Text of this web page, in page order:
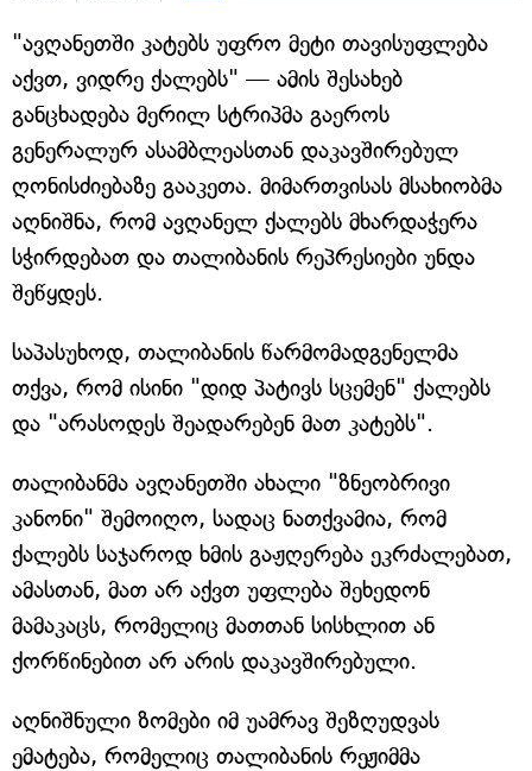
"ავღანეთში კატებს უფრო მეტი თავისუფლება
აქვთ, ვიდრე ქალებს" — ამის შესახებ
განცხადება მერილ სტრიპმა გაეროს
გენერალურ ასამბლეასთან დაკავშირებულ
ღონისძიებაზე გააკეთა. მიმართვისას მსახიობმა
აღნიშნა, რომ ავღანელ ქალებს მხარდაჭერა
სჭირდებათ და თალიბანის რეპრესიები უნდა
შეწყდეს.
საპასუხოდ, თალიბანის წარმომადგენელმა
თქვა, რომ ისინი "დიდ პატივს სცემენ" ქალებს
და "არასოდეს შეადარებენ მათ კატებს".
თალიბანმა ავღანეთში ახალი "ზნეობრივი
კანონი" შემოიღო, სადაც ნათქვამია, რომ
ქალებს საჯაროდ ხმის გაჟღერება ეკრძალებათ,
ამასთან, მათ არ აქვთ უფლება შეხედონ
მამაკაცს, რომელიც მათთან სისხლით ან
ქორწინებით არ არის დაკავშირებული.
აღნიშნული ზომები იმ უამრავ შეზღუდვას
ემატება, რომელიც თალიბანის რეჟიმმა